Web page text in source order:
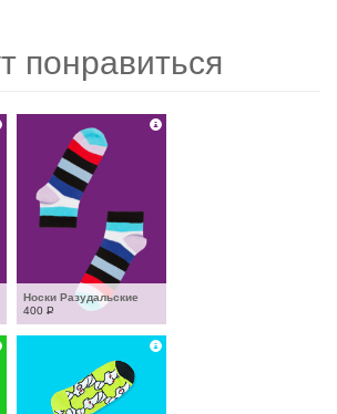
понравиться
Носки Разудальские
400 Р